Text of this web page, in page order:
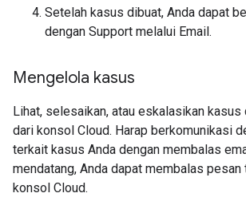
Setelah kasus dibuat, Anda dapat
dengan Support melalui Email.
Mengelola kasus
Lihat, selesaikan, atau eskalasikan kasus
dari konsol Cloud. Harap berkomunikasi
terkait kasus Anda dengan membalas
mendatang, Anda dapat membalas
konsol Cloud.